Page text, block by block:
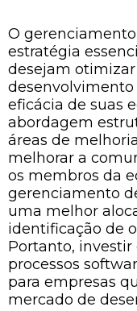
O
estratégia
desejam otimizar
eficácia de suas
abordagem
áreas de
melhorar a
os membros da
gerenciamento
uma melhor
identificação de
Portanto,
processos
para empresas
mercado de